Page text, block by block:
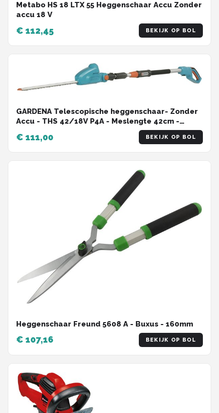
Metabo HS 18 LTX 55 Heggenschaar Accu Zonder
accu 18 V
€ 112,45 BEKIJK OP BOL
GARDENA Telescopische heggenschaar- Zonder
Accu - THS 42/18V P4A - Meslengte 42cm -
€ 111,00 BEKIJK OP BOL
Heggenschaar Freund 5608 A - Buxus - 160mm
€ 107,16 BEKIJK OP BOL